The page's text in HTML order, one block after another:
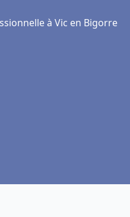
à Vic en Bigorre